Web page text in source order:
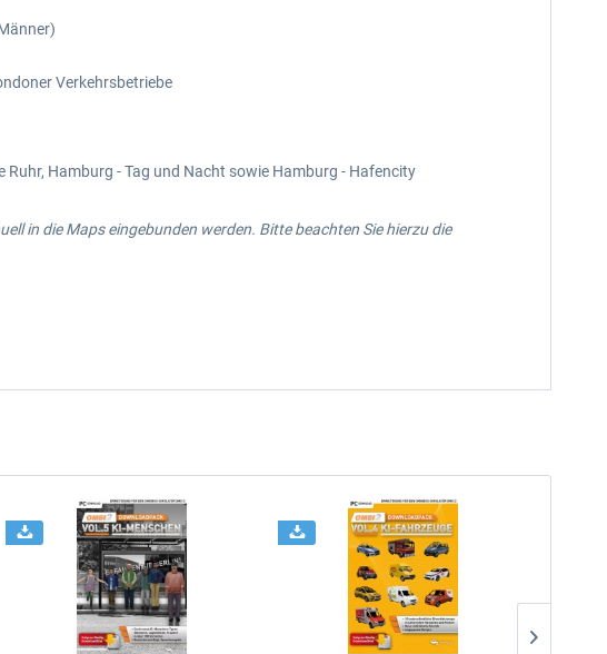
Verkehrsbetriebe
Hamburg - Tag und Nacht sowie Hamburg - Hafencity
in die Maps eingebunden werden. Bitte beachten Sie hierzu die